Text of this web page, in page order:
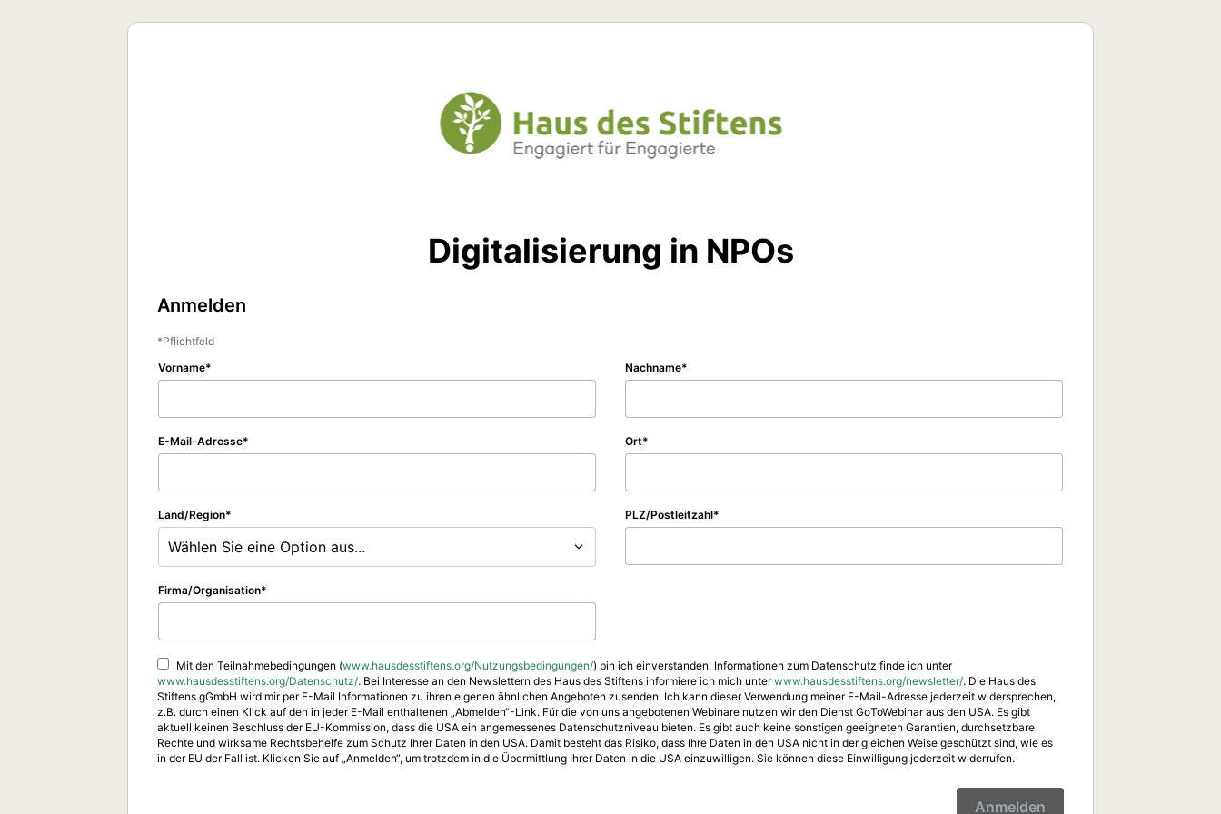
Digitalisierung in NPOs
Anmelden
Pflichtfeld
Vorname
Nachname
E-Mail-Adresse Ort
Land/Region
Wählen Sie eine Option aus...
PLZ/Postleitzahl
Firma/Organisation
Mit den Teilnahmebedingungen (www.hausdesstiftens.org/Nutzungsbedingungen/) bin ich einverstanden. Informationen zum Datenschutz finde ich unter
www.hausdesstiftens.org/Datenschutz/. Bei Interesse an den Newslettern des Haus des Stiftens informiere ich mich unterwww.hausdesstiftens.org/newsletter/. Die Haus des
Stiftens gGmbH wird mir per E-Mail Informationen zu ihren eigenen ähnlichen Angeboten zusenden. Ich kann dieser Verwendung meiner E-Mail-Adresse jederzeit widersprechen,
z.B. durch einen Klick auf den in jeder E-Mail enthaltenen „Abmelden“-Link. Für die von uns angebotenen Webinare nutzen wir den Dienst GoToWebinar aus den USA. Es gibt
aktuell keinen Beschluss der EU-Kommission, dass die USA ein angemessenes Datenschutzniveau bieten. Es gibt auch keine sonstigen geeigneten Garantien, durchsetzbare
Rechte und wirksame Rechtsbehelfe zum Schutz Ihrer Daten in den USA. Damit besteht das Risiko, dass Ihre Daten in den USA nicht in der gleichen Weise geschützt sind, wie es
in der EU der Fall ist. Klicken Sie auf „Anmelden“, um trotzdem in die Übermittlung Ihrer Daten in die USA einzuwilligen. Sie können diese Einwilligung jederzeit widerrufen.
Anmelden